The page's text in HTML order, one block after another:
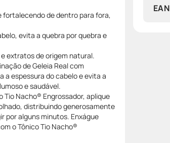
fortalecendo de dentro para fora,
evita a quebra por quebra e
e extratos de origem natural.
de Geleia Real com
a espessura do cabelo e evita a
e saudável.
Tio Nacho® Engrossador, aplique
distribuindo generosamente
por alguns minutos. Enxágue
o Tônico Tio Nacho®
EAN